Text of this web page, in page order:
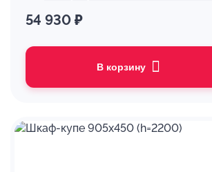
54 930 ₽
В корзину